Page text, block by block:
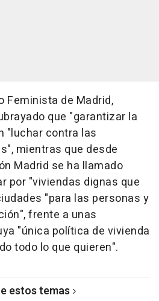
Feminista de Madrid,
que "garantizar la
"luchar contra las
mientras que desde
Madrid se ha llamado
por "viviendas dignas que
"para las personas y
frente a unas
"única política de vivienda
todo lo que quieren".
estos temas